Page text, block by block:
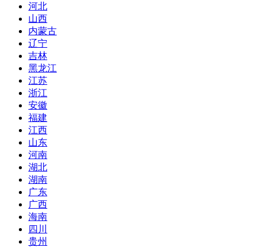
河北
山西
内蒙古
辽宁
吉林
黑龙江
江苏
浙江
安徽
福建
江西
山东
河南
湖北
湖南
广东
广西
海南
四川
贵州